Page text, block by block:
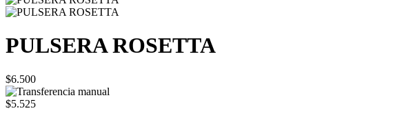
PULSERA ROSETTA
$6.500
$5.525